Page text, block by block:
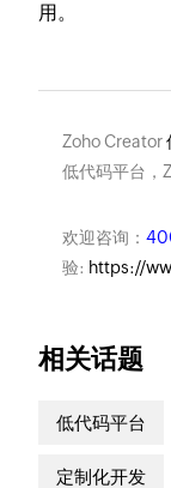
用。
Zoho Creator
低代码平台，
欢迎咨询：
验: https://
相关话题
低代码平台
定制化开发